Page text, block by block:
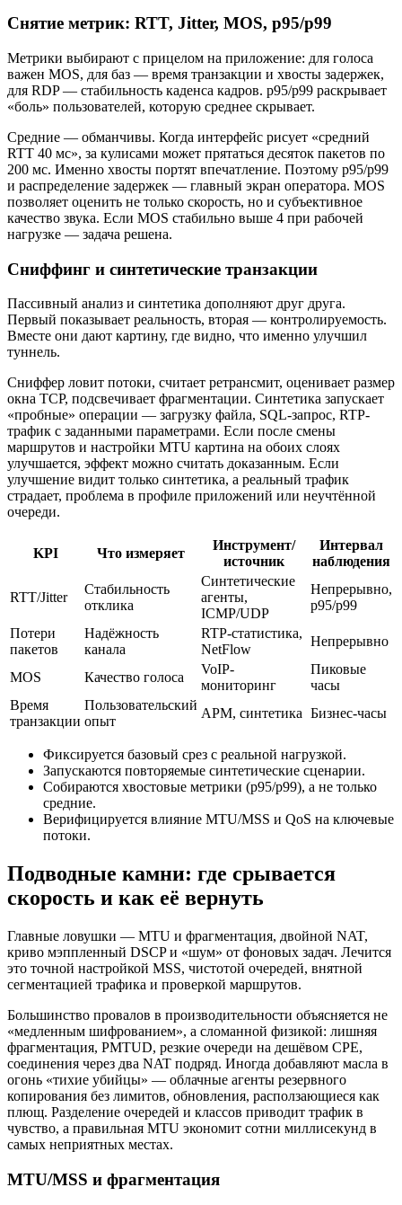
Снятие метрик: RTT, Jitter, MOS, p95/p99
Метрики выбирают с прицелом на приложение: для голоса
важен MOS, для баз — время транзакции и хвосты задержек,
для RDP — стабильность каденса кадров. p95/p99 раскрывает
«боль» пользователей, которую среднее скрывает.
Средние — обманчивы. Когда интерфейс рисует «средний
RTT 40 мс», за кулисами может прятаться десяток пакетов по
200 мс. Именно хвосты портят впечатление. Поэтому p95/p99
и распределение задержек — главный экран оператора. MOS
позволяет оценить не только скорость, но и субъективное
качество звука. Если MOS стабильно выше 4 при рабочей
нагрузке — задача решена.
Сниффинг и синтетические транзакции
Пассивный анализ и синтетика дополняют друг друга.
Первый показывает реальность, вторая — контролируемость.
Вместе они дают картину, где видно, что именно улучшил
туннель.
Сниффер ловит потоки, считает ретрансмит, оценивает размер
окна TCP, подсвечивает фрагментации. Синтетика запускает
«пробные» операции — загрузку файла, SQL-запрос, RTP-
трафик с заданными параметрами. Если после смены
маршрутов и настройки MTU картина на обоих слоях
улучшается, эффект можно считать доказанным. Если
улучшение видит только синтетика, а реальный трафик
страдает, проблема в профиле приложений или неучтённой
очереди.
KPI Что измеряет
Инструмент/
источник
Интервал
наблюдения
RTT/Jitter
Стабильность
отклика
Синтетические
агенты,
ICMP/UDP
Непрерывно,
p95/p99
Потери
пакетов
Надёжность
канала
RTP-статистика,
NetFlow
Непрерывно
MOS Качество голоса
VoIP-
мониторинг
Пиковые
часы
Время
транзакции
Пользовательский
опыт
APM, синтетика Бизнес‑часы
Фиксируется базовый срез с реальной нагрузкой.
Запускаются повторяемые синтетические сценарии.
Собираются хвостовые метрики (p95/p99), а не только
средние.
Верифицируется влияние MTU/MSS и QoS на ключевые
потоки.
Подводные камни: где срывается
скорость и как её вернуть
Главные ловушки — MTU и фрагментация, двойной NAT,
криво мэппленный DSCP и «шум» от фоновых задач. Лечится
это точной настройкой MSS, чистотой очередей, внятной
сегментацией трафика и проверкой маршрутов.
Большинство провалов в производительности объясняется не
«медленным шифрованием», а сломанной физикой: лишняя
фрагментация, PMTUD, резкие очереди на дешёвом CPE,
соединения через два NAT подряд. Иногда добавляют масла в
огонь «тихие убийцы» — облачные агенты резервного
копирования без лимитов, обновления, расползающиеся как
плющ. Разделение очередей и классов приводит трафик в
чувство, а правильная MTU экономит сотни миллисекунд в
самых неприятных местах.
MTU/MSS и фрагментация